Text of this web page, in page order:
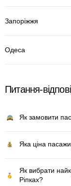
Запоріжжя
Одеса
Питання-
Як замовити
Яка ціна
Як вибрати
Ріпках?